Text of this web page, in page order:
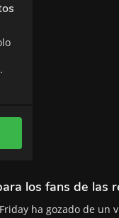
los fans de las
ha gozado de